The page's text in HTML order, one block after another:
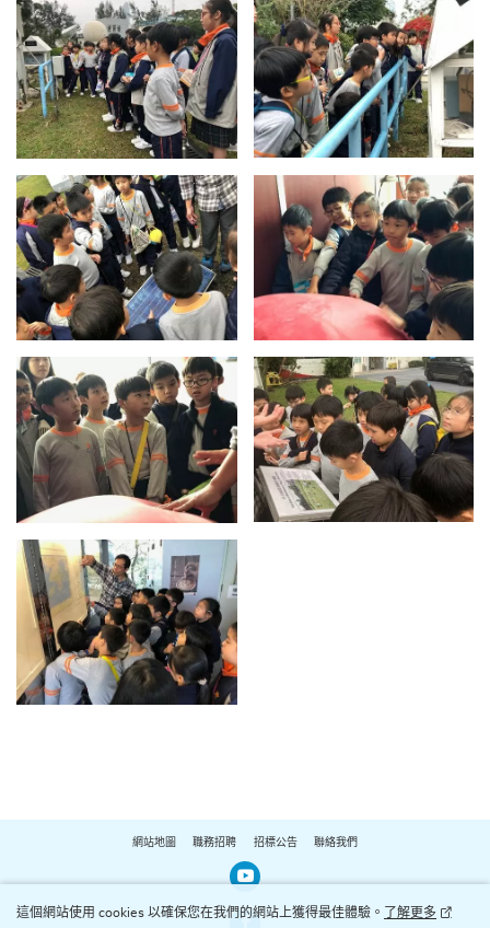
網站地圖 職務招聘 招標公告 聯絡我們
Our Youtube Channel
這個網站使用 cookies 以確保您在我們的網站上獲得最佳體驗。 了解更多